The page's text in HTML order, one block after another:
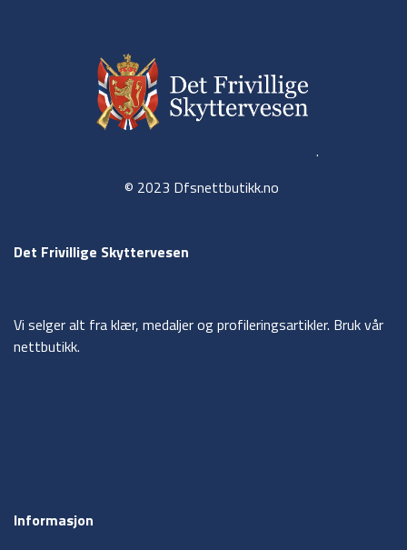
.
© 2023 Dfsnettbutikk.no
Det Frivillige Skyttervesen
Vi selger alt fra klær, medaljer og profileringsartikler. Bruk vår
nettbutikk.
Informasjon